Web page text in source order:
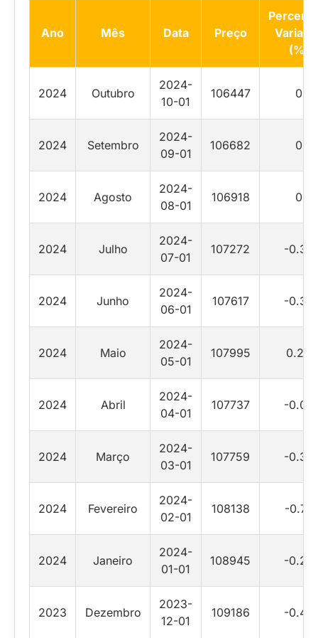
Ano Mês Data Preço
(%)
2024 Outubro
2024-
10-01
106447 0
2024 Setembro
2024-
09-01
106682 0
2024 Agosto
2024-
08-01
106918 0
2024 Julho
2024-
07-01
107272 -0.32
2024 Junho
2024-
06-01
107617 -0.35
2024 Maio
2024-
05-01
107995 0.24
2024 Abril
2024-
04-01
107737 -0.02
2024 Março
2024-
03-01
107759 -0.35
2024 Fevereiro
2024-
02-01
108138 -0.74
2024 Janeiro
2024-
01-01
108945 -0.22
2023 Dezembro
2023-
12-01
109186 -0.42